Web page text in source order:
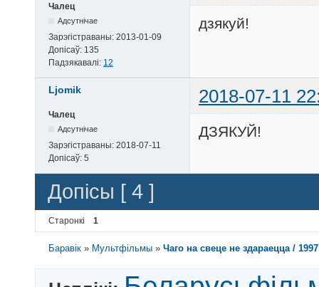
Чалец
Адсутнічае
Зарэгістраваны: 2013-01-09
Допісаў: 135
Падзякавалі: 12
дзякуй!
Ljomik 2018-07-11
Чалец
Адсутнічае
Зарэгістраваны: 2018-07-11
Допісаў: 5
ДЗЯКУЙ!
Допісы [ 4 ]
Старонкі 1
Баравік » Мультфільмы »Чаго на свеце не здараецца /